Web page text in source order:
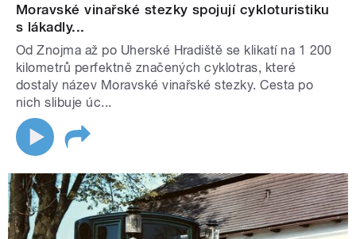
Moravské vinařské stezky spojují cykloturistiku
s lákadly...
Od Znojma až po Uherské Hradiště se klikatí na 1 200
kilometrů perfektně značených cyklotras, které
dostaly název Moravské vinařské stezky. Cesta po
nich slibuje úc...